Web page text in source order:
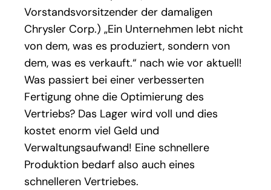
Vorstandsvorsitzender der damaligen
Chrysler Corp.) „Ein Unternehmen lebt nicht
von dem, was es produziert, sondern von
dem, was es verkauft.“ nach wie vor aktuell!
Was passiert bei einer verbesserten
Fertigung ohne die Optimierung des
Vertriebs? Das Lager wird voll und dies
kostet enorm viel Geld und
Verwaltungsaufwand! Eine schnellere
Produktion bedarf also auch eines
schnelleren Vertriebes.